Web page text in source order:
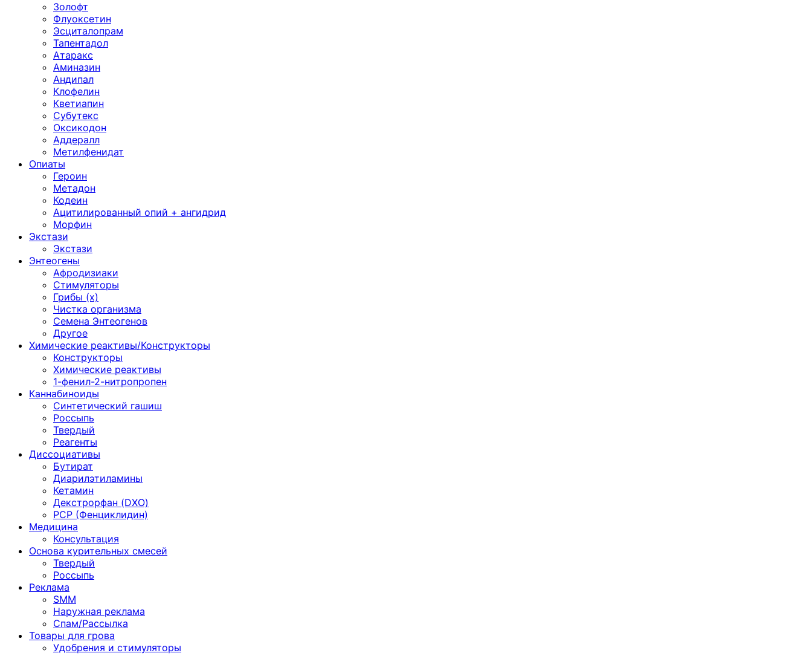
Золофт
Флуоксетин
Эсциталопрам
Тапентадол
Атаракс
Аминазин
Андипал
Клофелин
Кветиапин
Субутекс
Оксикодон
Аддералл
Метилфенидат
Опиаты
Героин
Метадон
Кодеин
Ацитилированный опий + ангидрид
Морфин
Экстази
Экстази
Энтеогены
Афродизиаки
Стимуляторы
Грибы (х)
Чистка организма
Семена Энтеогенов
Другое
Химические реактивы/Конструкторы
Конструкторы
Химические реактивы
1-фенил-2-нитропропен
Каннабиноиды
Синтетический гашиш
Россыпь
Твердый
Реагенты
Диссоциативы
Бутират
Диарилэтиламины
Кетамин
Декстрорфан (DXO)
PCP (Фенциклидин)
Медицина
Консультация
Основа курительных смесей
Твердый
Россыпь
Реклама
SMM
Наружная реклама
Спам/Рассылка
Товары для грова
Удобрения и стимуляторы